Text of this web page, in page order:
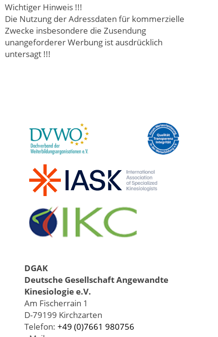
Wichtiger Hinweis !!!
Die Nutzung der Adressdaten für kommerzielle
Zwecke insbesondere die Zusendung
unangeforderer Werbung ist ausdrücklich
untersagt !!!
DGAK
Deutsche Gesellschaft Angewandte
Kinesiologie e.V.
Am Fischerrain 1
D-79199 Kirchzarten
Telefon: +49 (0)7661 980756